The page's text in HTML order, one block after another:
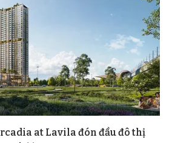
at Lavila đón đầu đô thị